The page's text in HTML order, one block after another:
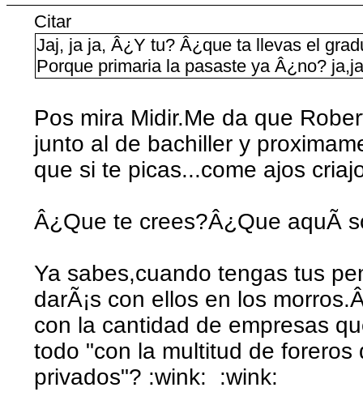
Citar
Jaj, ja ja, Â¿Y tu? Â¿que ta llevas el
Porque primaria la pasaste ya Â¿no?
Pos mira Midir.Me da que
junto al de bachiller y
que si te picas...come ajos
Â¿Que te crees?Â¿Que aquÃ­
Ya sabes,cuando tengas tus
darÃ¡s con ellos en los
con la cantidad de empresas
todo "con la multitud de
privados"? :wink: :wink: